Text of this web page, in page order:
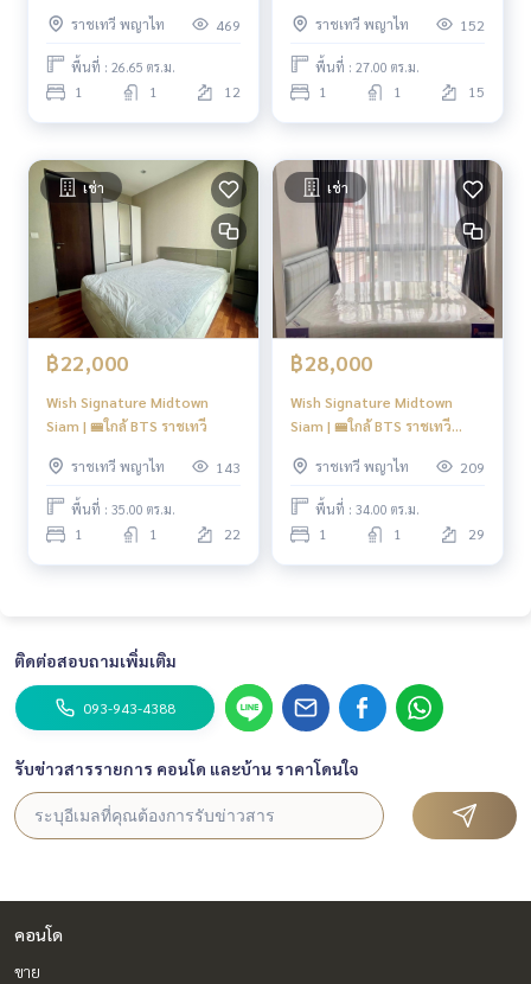
ราชเทวี พญาไท
469
พื้นที่ : 26.65 ตร.ม.
1 1 12
ราชเทวี พญาไท
152
พื้นที่ : 27.00 ตร.ม.
1 1 15
เช่า
฿22,000
Wish Signature Midtown
Siam | 🚝ใกล้ BTS ราชเทวี
ราชเทวี พญาไท 143
พื้นที่ : 35.00 ตร.ม.
1 1 22
เช่า
฿28,000
Wish Signature Midtown
Siam | 🚝ใกล้ BTS ราชเทวี
ราชเทวี พญาไท
209
พื้นที่ : 34.00 ตร.ม.
1 1 29
ติดต่อสอบถามเพิ่มเติม
093-943-4388
รับข่าวสารรายการ คอนโด และบ้าน ราคาโดนใจ
คอนโด
ขาย